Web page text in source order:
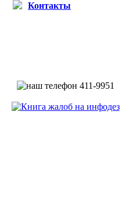
Контакты